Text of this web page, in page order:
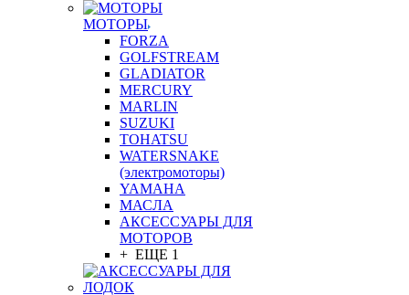
МОТОРЫ
FORZA
GOLFSTREAM
GLADIATOR
MERCURY
MARLIN
SUZUKI
TOHATSU
WATERSNAKE
(электромоторы)
YAMAHA
МАСЛА
АКСЕССУАРЫ ДЛЯ
МОТОРОВ
+ ЕЩЕ 1